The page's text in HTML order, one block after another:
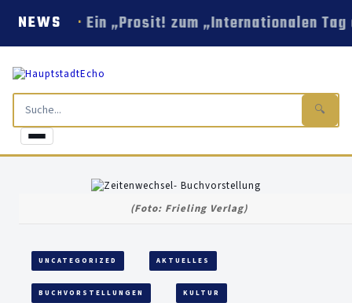
NEWS Ein „Prosit! zum „Internationalen
🔍
(Foto: Frieling Verlag)
UNCATEGORIZED AKTUELLES
BUCHVORSTELLUNGEN KULTUR